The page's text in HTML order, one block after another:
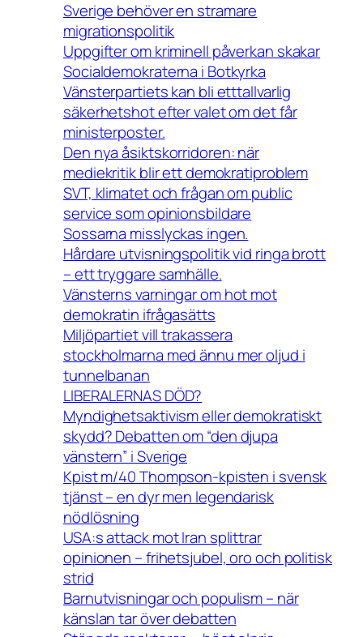
Sverige behöver en stramare
migrationspolitik
Uppgifter om kriminell påverkan skakar
Socialdemokraterna i Botkyrka
Vänsterpartiets kan bli etttallvarlig
säkerhetshot efter valet om det får
ministerposter.
Den nya åsiktskorridoren: när
mediekritik blir ett demokratiproblem
SVT, klimatet och frågan om public
service som opinionsbildare
Sossarna misslyckas ingen.
Hårdare utvisningspolitik vid ringa brott
– ett tryggare samhälle.
Vänsterns varningar om hot mot
demokratin ifrågasätts
Miljöpartiet vill trakassera
stockholmarna med ännu mer oljud i
tunnelbanan
LIBERALERNAS DÖD?
Myndighetsaktivism eller demokratiskt
skydd? Debatten om “den djupa
vänstern” i Sverige
Kpist m/40 Thompson-kpisten i svensk
tjänst – en dyr men legendarisk
nödlösning
USA:s attack mot Iran splittrar
opinionen – frihetsjubel, oro och politisk
strid
Barnutvisningar och populism – när
känslan tar över debatten